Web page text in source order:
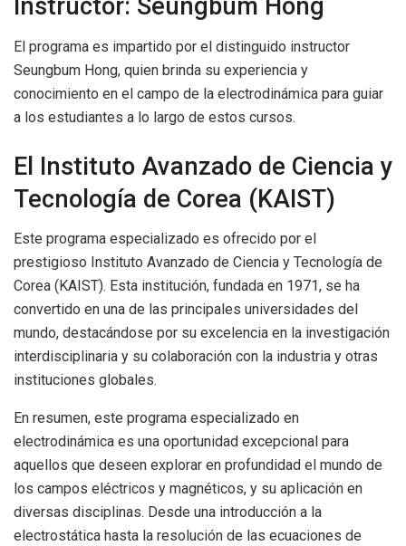
Instructor: Seungbum Hong
El programa es impartido por el distinguido instructor
Seungbum Hong, quien brinda su experiencia y
conocimiento en el campo de la electrodinámica para guiar
a los estudiantes a lo largo de estos cursos.
El Instituto Avanzado de Ciencia y
Tecnología de Corea (KAIST)
Este programa especializado es ofrecido por el
prestigioso Instituto Avanzado de Ciencia y Tecnología de
Corea (KAIST). Esta institución, fundada en 1971, se ha
convertido en una de las principales universidades del
mundo, destacándose por su excelencia en la investigación
interdisciplinaria y su colaboración con la industria y otras
instituciones globales.
En resumen, este programa especializado en
electrodinámica es una oportunidad excepcional para
aquellos que deseen explorar en profundidad el mundo de
los campos eléctricos y magnéticos, y su aplicación en
diversas disciplinas. Desde una introducción a la
electrostática hasta la resolución de las ecuaciones de